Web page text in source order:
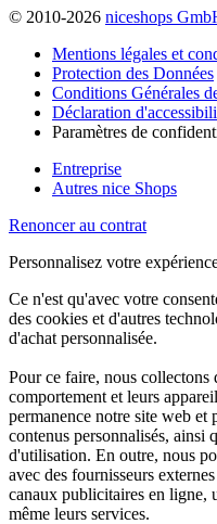
© 2010-2026 niceshops
Mentions légales et
Protection des Données
Conditions Générales
Déclaration
Paramètres de
Entreprise
Autres nice Shops
Renoncer au contrat
Personnalisez votre
Ce n'est qu'avec votre
des cookies et d'autres
d'achat personnalisée.
Pour ce faire, nous collectons
comportement et leurs
permanence notre site web et
contenus personnalisés, ainsi
d'utilisation. En outre, nous
avec des fournisseurs
canaux publicitaires en ligne,
même leurs services.